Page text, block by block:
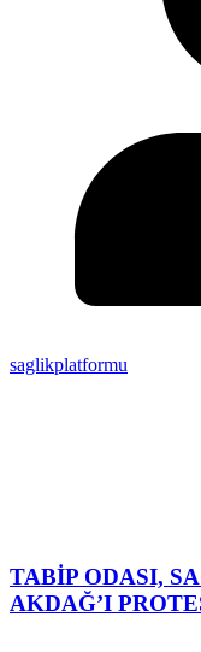
saglikplatformu
TABİP ODASI,
AKDAĞ’I